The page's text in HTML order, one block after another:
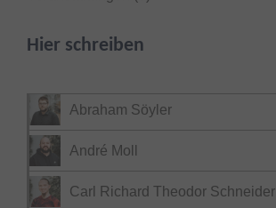
Hier schreiben
Abraham Söyler
André Moll
Carl Richard Theodor Schneider